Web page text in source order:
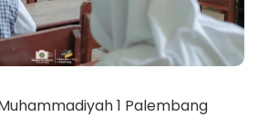
1 Palembang